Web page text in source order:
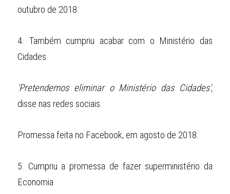
outubro de 2018.
4. Também cumpriu acabar com o Ministério das
Cidades
'Pretendemos eliminar o Ministério das Cidades',
disse nas redes sociais.
Promessa feita no Facebook, em agosto de 2018.
5. Cumpriu a promessa de fazer superministério da
Economia